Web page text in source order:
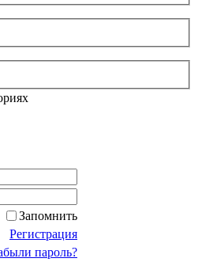
Запомнить
Регистрация
пароль?